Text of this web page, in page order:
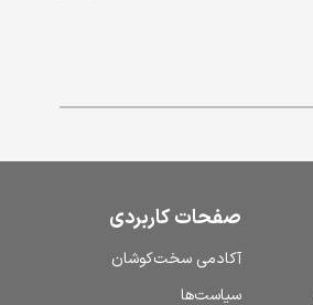
صفحات کاربردی
آکادمی سخت‌کوشان
سیاست‌ها